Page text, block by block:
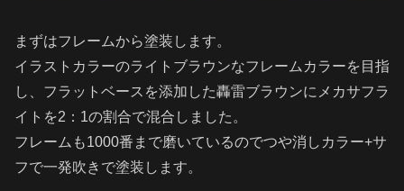
まずはフレームから塗装します。
イラストカラーのライトブラウンなフレームカラーを目指
し、フラットベースを添加した轟雷ブラウンにメカサフラ
イトを2：1の割合で混合しました。
フレームも1000番まで磨いているのでつや消しカラー+サ
フで一発吹きで塗装します。